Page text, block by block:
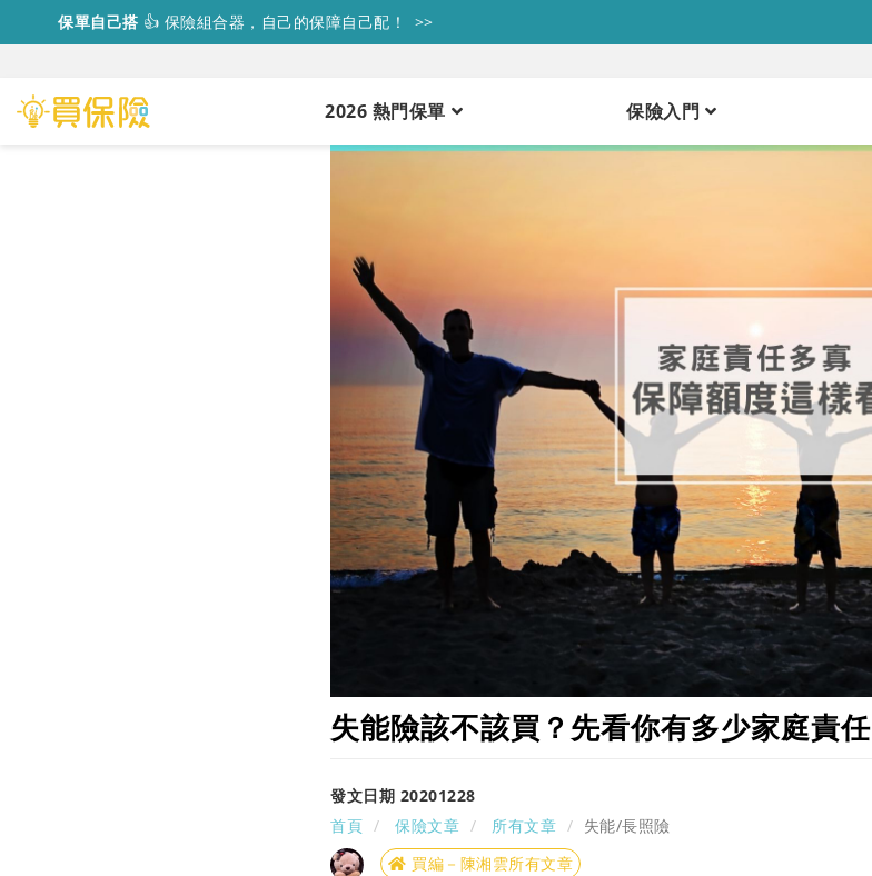
保單自己搭 👍 保險組合器，自己的保障自己配！ >>
2026 熱門保單 保險入門
失能險該不該買？先看你有多少家庭責任
發文日期 20201228
首頁
保險文章 所有文章 失能/長照險
買編－陳湘雲所有文章